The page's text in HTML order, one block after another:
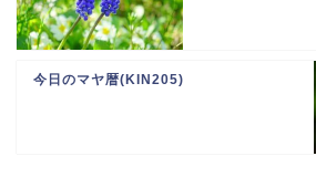
今日のマヤ暦(KIN205)